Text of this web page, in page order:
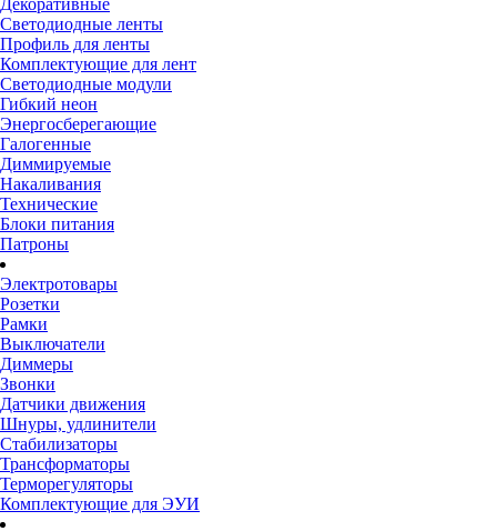
Декоративные
Светодиодные ленты
Профиль для ленты
Комплектующие для лент
Светодиодные модули
Гибкий неон
Энергосберегающие
Галогенные
Диммируемые
Накаливания
Технические
Блоки питания
Патроны
Электротовары
Розетки
Рамки
Выключатели
Диммеры
Звонки
Датчики движения
Шнуры, удлинители
Стабилизаторы
Трансформаторы
Терморегуляторы
Комплектующие для ЭУИ